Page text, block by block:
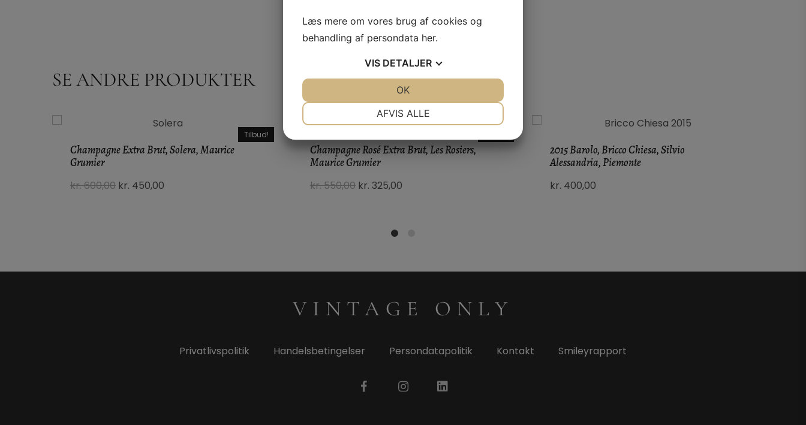
SE ANDRE PRODUKTER
Tilbud!
Champagne Extra Brut, Solera, Maurice
Grumier
kr.600,00 kr. 450,00
Champagne Rosé Extra Brut, Les Rosiers,
Maurice Grumier
kr.550,00 kr. 325,00
2015 Barolo, Bricco Chiesa, Silvio
Alessandria, Piemonte
kr. 400,00
VINTAGE ONLY
Privatlivspolitik Handelsbetingelser Persondatapolitik Kontakt Smileyrapport
Læs mere om vores brug af cookies og
behandling af persondata her.
VIS DETALJER
MARKETING STATISTIK
AFVIS ALLE
OK